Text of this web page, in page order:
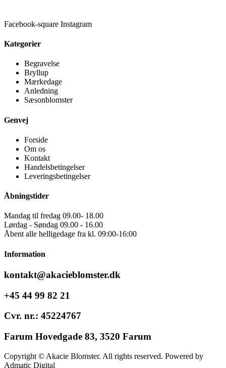
Facebook-square Instagram
Kategorier
Begravelse
Bryllup
Mærkedage
Anledning
Sæsonblomster
Genvej
Forside
Om os
Kontakt
Handelsbetingelser
Leveringsbetingelser
Åbningstider
Mandag til fredag 09.00- 18.00
Lørdag - Søndag 09.00 - 16.00
Åbent alle helligedage fra kl. 09:00-16:00
Information
kontakt@akacieblomster.dk
+45 44 99 82 21
Cvr. nr.: 45224767
Farum Hovedgade 83, 3520 Farum
Copyright © Akacie Blomster. All rights reserved. Powered by
Admatic Digital